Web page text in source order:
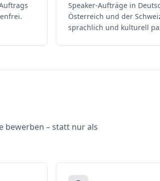
Speaker-Aufträge in
Österreich und der
sprachlich und kulturell
bewerben – statt nur als